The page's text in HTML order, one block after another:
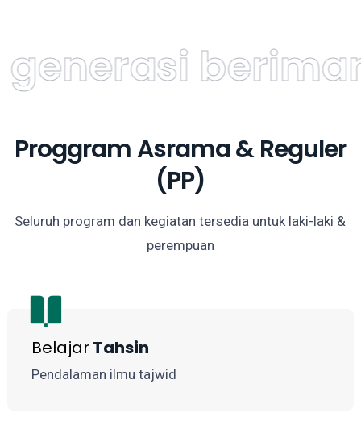
Proggram Asrama & Reguler
(PP)
Seluruh program dan kegiatan tersedia untuk laki-laki &
perempuan
BelajarTahsin
Pendalaman ilmu tajwid